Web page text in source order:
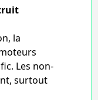
la
Les non-
surtout